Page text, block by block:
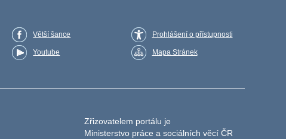
Větší šance
Youtube
Prohlášení o přístupnosti
Mapa Stránek
Zřizovatelem portálu je
Ministerstvo práce a sociálních věcí ČR